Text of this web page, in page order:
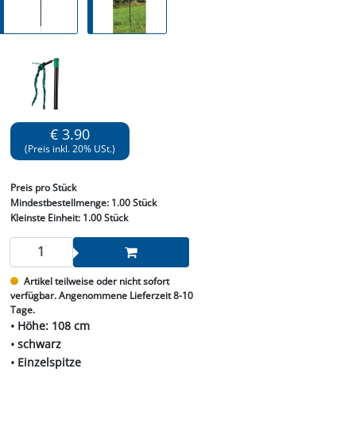
€ 3.90
(Preis inkl. 20% USt.)
Preis pro Stück
Mindestbestellmenge: 1.00 Stück
Kleinste Einheit:1.00 Stück
Artikel teilweise oder nicht sofort
verfügbar. Angenommene Lieferzeit 8-10
Tage.
• Höhe: 108 cm
• schwarz
• Einzelspitze